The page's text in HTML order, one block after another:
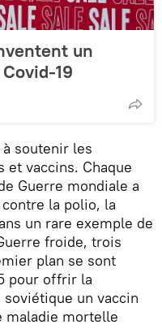
un
19
à soutenir les
et vaccins. Chaque
Guerre mondiale a
la polio, la
un rare exemple de
froide, trois
plan se sont
pour offrir la
un vaccin
maladie mortelle